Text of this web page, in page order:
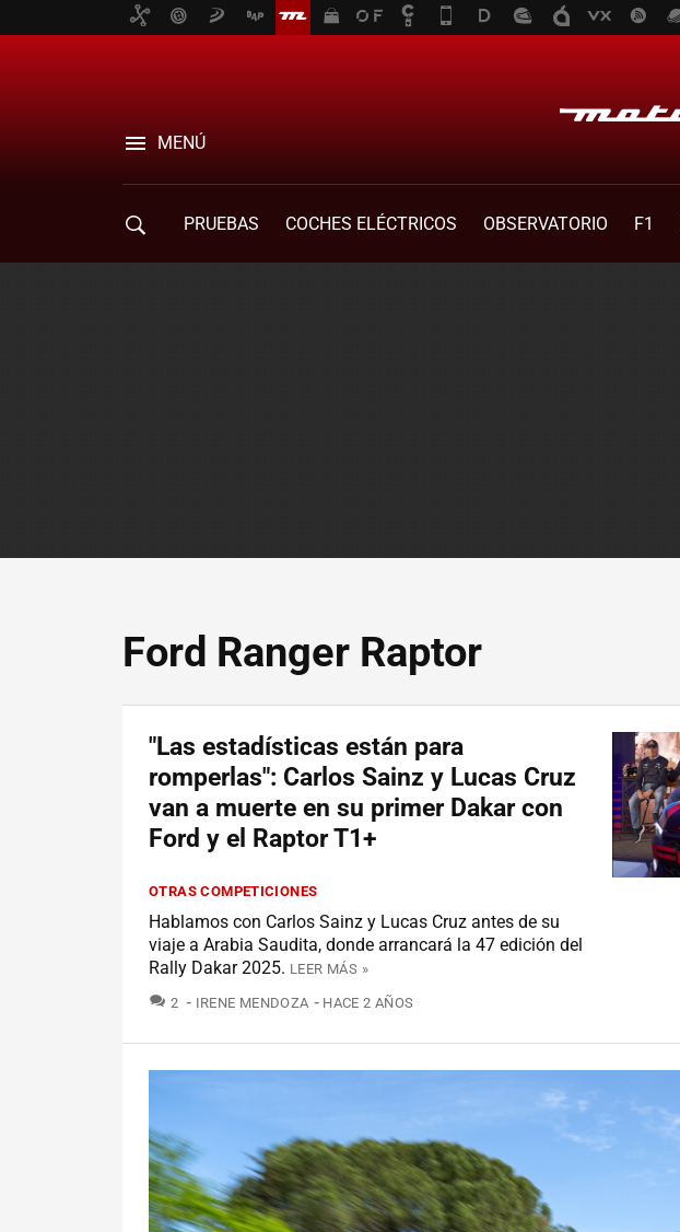
MENÚ
PRUEBAS COCHES ELÉCTRICOS OBSERVATORIO F1
Ford Ranger Raptor
"Las estadísticas están para
romperlas": Carlos Sainz y Lucas Cruz
van a muerte en su primer Dakar con
Ford y el Raptor T1+
OTRAS COMPETICIONES
Hablamos con Carlos Sainz y Lucas Cruz antes de su
viaje a Arabia Saudita, donde arrancará la 47 edición del
Rally Dakar 2025. LEER MÁS »
2 COMENTARIOS
IRENE MENDOZA HACE 2 AÑOS